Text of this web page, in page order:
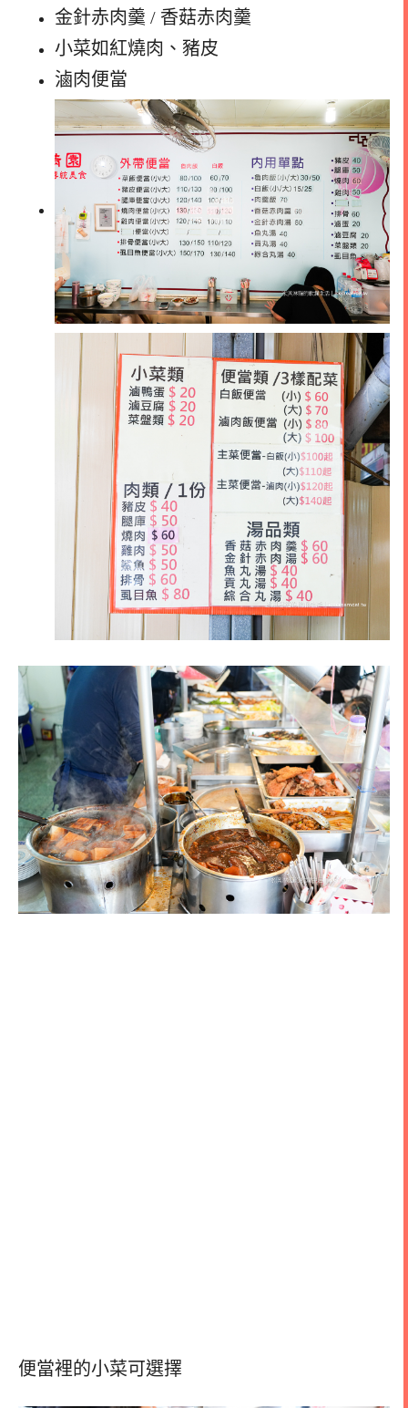
金針赤肉羹 / 香菇赤肉羹
小菜如紅燒肉、豬皮
滷肉便當
便當裡的小菜可選擇